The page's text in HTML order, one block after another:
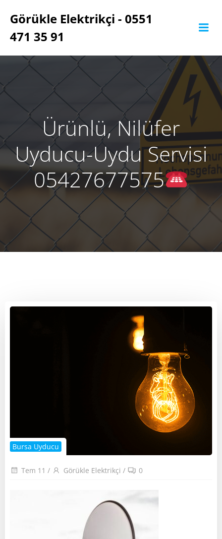
geç
Görükle Elektrikçi - 0551
471 35 91
Ürünlü, Nilüfer
Uyducu-Uydu Servisi
05427677575
Bursa Uyducu
Tem 11 / Görükle Elektrikçi / 0